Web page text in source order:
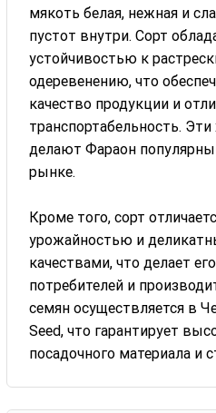
мякоть белая, нежная и
пустот внутри. Сорт
устойчивостью к
одеревенению, что
качество продукции и
транспортабельность. Эти
делают Фараон
рынке.
Кроме того, сорт
урожайностью и
качествами, что делает
потребителей и
семян осуществляется в
Seed, что гарантирует
посадочного материала и